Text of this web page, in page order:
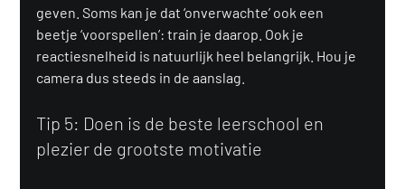
geven. Soms kan je dat ‘onverwachte’ ook een
beetje ‘voorspellen’: train je daarop. Ook je
reactiesnelheid is natuurlijk heel belangrijk. Hou je
camera dus steeds in de aanslag.
Tip 5: Doen is de beste leerschool en
plezier de grootste motivatie